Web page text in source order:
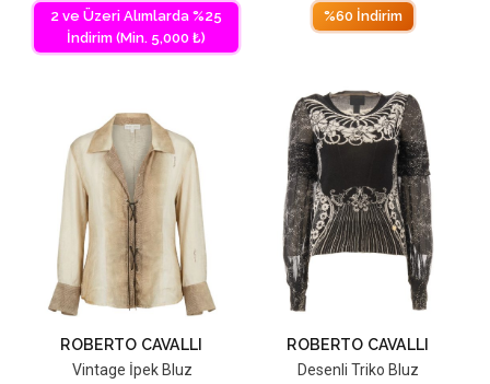
2 ve Üzeri Alımlarda %25
İndirim (Min. 5,000 ₺)
%60 İndirim
ROBERTO CAVALLI
Vintage İpek Bluz
ROBERTO CAVALLI
Desenli Triko Bluz